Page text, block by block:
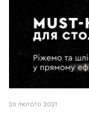
26 лютого 2021